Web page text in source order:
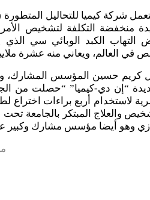
شركة كيميا للتحاليل
منخفضة التكلفة لتشخيص
في العالم، ويعاني منه عشرة
كريم حسين المؤسس المشارك،
“إن دي-كيميا” “حصلت من
لاستخدام أربع براءات
والعلاج المبتكر بالجامعة
وهو أيضا مؤسس مشارك وكبير